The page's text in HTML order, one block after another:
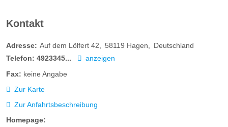
Kontakt
Adresse: Auf dem Lölfert 42 58119 Hagen
Deutschland
Telefon: 4923345...
anzeigen
Fax: keine Angabe
Zur Karte
Zur Anfahrtsbeschreibung
Homepage: